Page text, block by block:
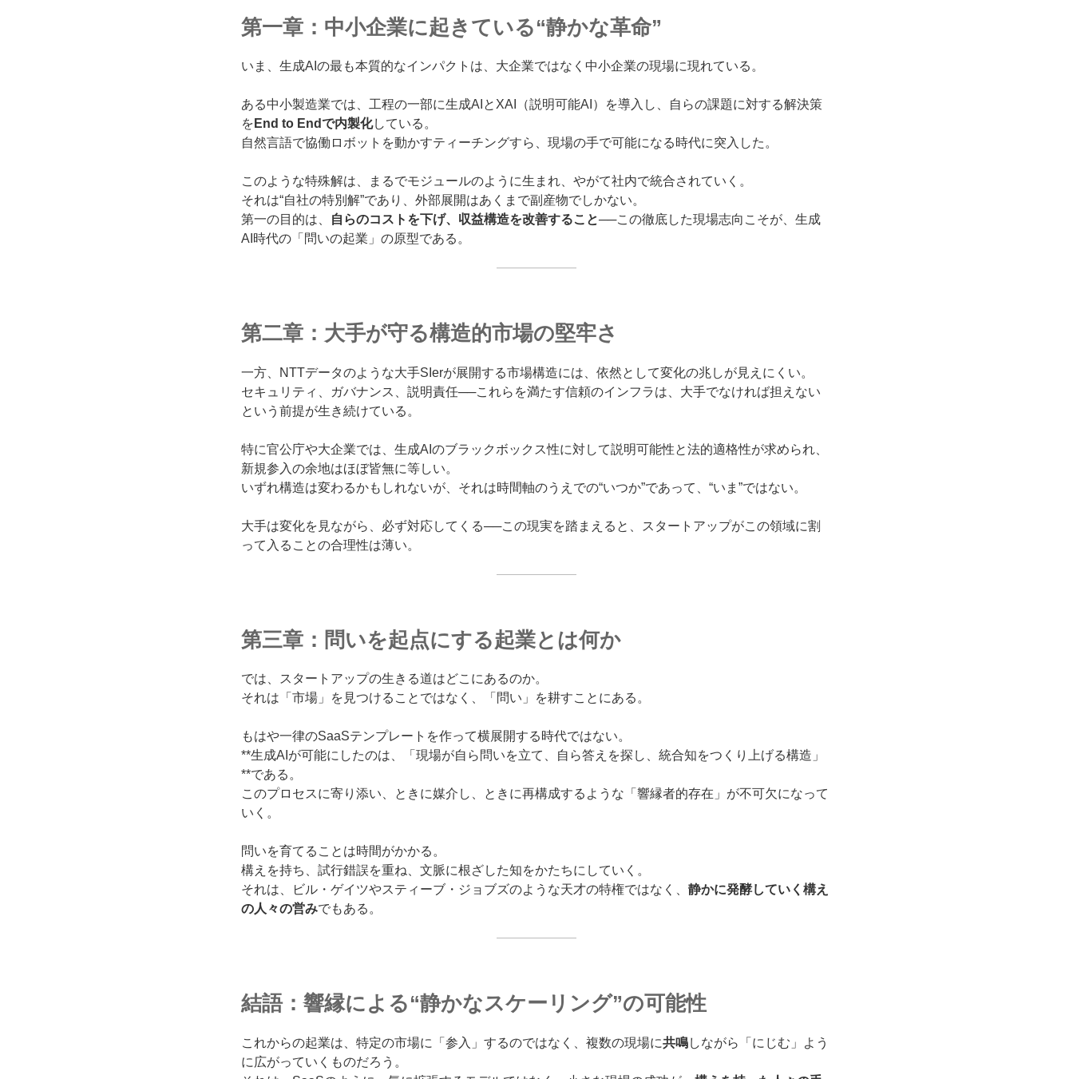
第一章：中小企業に起きている“静かな革命”
いま、生成AIの最も本質的なインパクトは、大企業ではなく中小企業の現場に現れている。
ある中小製造業では、工程の一部に生成AIとXAI（説明可能AI）を導入し、自らの課題に対する解決策
を End to Endで内製化している。
自然言語で協働ロボットを動かすティーチングすら、現場の手で可能になる時代に突入した。
このような特殊解は、まるでモジュールのように生まれ、やがて社内で統合されていく。
それは“自社の特別解”であり、外部展開はあくまで副産物でしかない。
第一の目的は、
自らのコストを下げ、収益構造を改善すること──この徹底した現場志向こそが、生成
AI時代の「問いの起業」の原型である。
第二章：大手が守る構造的市場の堅牢さ
一方、NTTデータのような大手SIerが展開する市場構造には、依然として変化の兆しが見えにくい。
セキュリティ、ガバナンス、説明責任──これらを満たす信頼のインフラは、大手でなければ担えない
という前提が生き続けている。
特に官公庁や大企業では、生成AIのブラックボックス性に対して説明可能性と法的適格性が求められ、
新規参入の余地はほぼ皆無に等しい。
いずれ構造は変わるかもしれないが、それは時間軸のうえでの“いつか”であって、“いま”ではない。
大手は変化を見ながら、必ず対応してくる──この現実を踏まえると、スタートアップがこの領域に割
って入ることの合理性は薄い。
第三章：問いを起点にする起業とは何か
では、スタートアップの生きる道はどこにあるのか。
それは「市場」を見つけることではなく、「問い」を耕すことにある。
もはや一律のSaaSテンプレートを作って横展開する時代ではない。
**生成AIが可能にしたのは、「現場が自ら問いを立て、自ら答えを探し、統合知をつくり上げる構造」
**である。
このプロセスに寄り添い、ときに媒介し、ときに再構成するような「響縁者的存在」が不可欠になって
いく。
問いを育てることは時間がかかる。
構えを持ち、試行錯誤を重ね、文脈に根ざした知をかたちにしていく。
それは、ビル・ゲイツやスティーブ・ジョブズのような天才の特権ではなく、 静かに発酵していく構え
の人々の営みでもある。
結語：響縁による“静かなスケーリング”の可能性
これからの起業は、特定の市場に「参入」するのではなく、複数の現場に共鳴しながら「にじむ」よう
に広がっていくものだろう。